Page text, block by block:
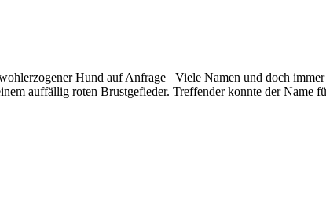
Hund auf Anfrage Viele Namen und doch
auffällig roten Brustgefieder. Treffender konnte der Name